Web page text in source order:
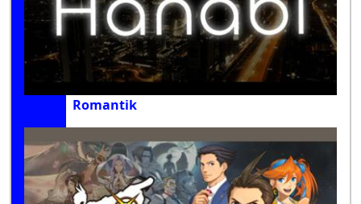
Romantik